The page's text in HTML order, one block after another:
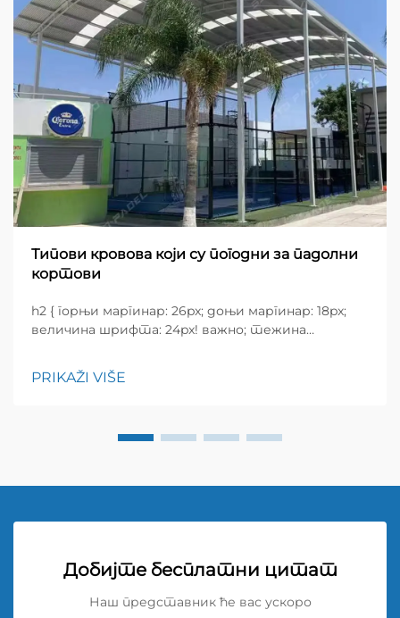
Типови кровова који су погодни за падолни
кортови
h2 { горњи маргинар: 26px; доњи маргинар: 18px;
величина шрифта: 24px! важно; тежина
горњи маргинар: 26px; доњи маргинар: 18px;
величина шрифта: 20px!
PRIKAŽI VIŠE
Добијте бесплатни цитат
Наш представник ће вас ускоро